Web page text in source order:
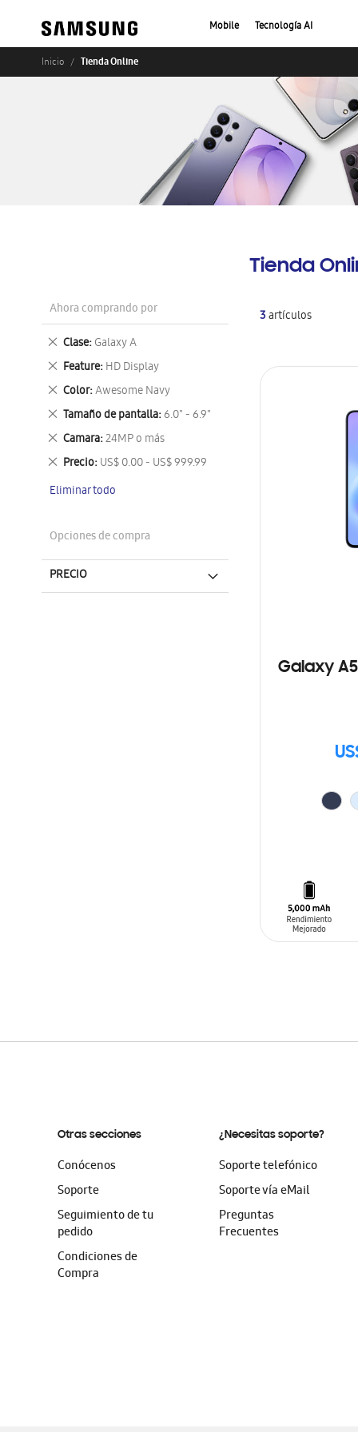
Mobile Tecnología AI
Inicio Tienda Online
Tienda
3artículos
Galaxy
Ahora comprando por
Clase Galaxy A
Eliminar
este
artículo
Feature HD Display
Eliminar
este
artículo
Color Awesome Navy
Eliminar
este
artículo
Tamaño de pantalla 6.0" - 6.9"
Eliminar
este
artículo
Camara 24MP o más
Eliminar
este
artículo
Precio US$ 0.00 - US$ 999.99
Eliminar
artículo
Eliminar todo
Opciones de compra
PRECIO
Otras secciones
Conócenos
Soporte
Seguimiento de tu
pedido
Condiciones de
Compra
¿Necesitas soporte?
Soporte telefónico
Soporte vía eMail
Preguntas
Frecuentes